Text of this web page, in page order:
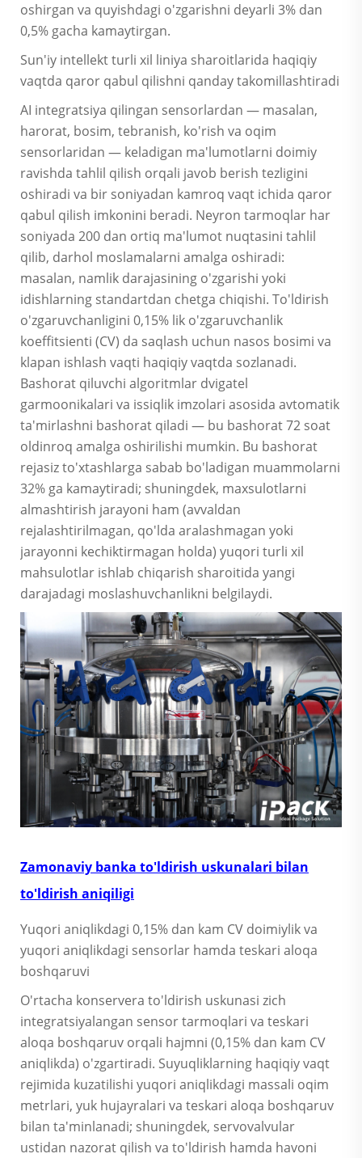
oshirgan va quyishdagi o'zgarishni deyarli 3% dan
0,5% gacha kamaytirgan.
Sun'iy intellekt turli xil liniya sharoitlarida haqiqiy
vaqtda qaror qabul qilishni qanday takomillashtiradi
AI integratsiya qilingan sensorlardan — masalan,
harorat, bosim, tebranish, ko'rish va oqim
sensorlaridan — keladigan ma'lumotlarni doimiy
ravishda tahlil qilish orqali javob berish tezligini
oshiradi va bir soniyadan kamroq vaqt ichida qaror
qabul qilish imkonini beradi. Neyron tarmoqlar har
soniyada 200 dan ortiq ma'lumot nuqtasini tahlil
qilib, darhol moslamalarni amalga oshiradi:
masalan, namlik darajasining o'zgarishi yoki
idishlarning standartdan chetga chiqishi. To'ldirish
o'zgaruvchanligini 0,15% lik o'zgaruvchanlik
koeffitsienti (CV) da saqlash uchun nasos bosimi va
klapan ishlash vaqti haqiqiy vaqtda sozlanadi.
Bashorat qiluvchi algoritmlar dvigatel
garmoonikalari va issiqlik imzolari asosida avtomatik
ta'mirlashni bashorat qiladi — bu bashorat 72 soat
oldinroq amalga oshirilishi mumkin. Bu bashorat
rejasiz to'xtashlarga sabab bo'ladigan muammolarni
32% ga kamaytiradi; shuningdek, maxsulotlarni
almashtirish jarayoni ham (avvaldan
rejalashtirilmagan, qo'lda aralashmagan yoki
jarayonni kechiktirmagan holda) yuqori turli xil
mahsulotlar ishlab chiqarish sharoitida yangi
darajadagi moslashuvchanlikni belgilaydi.
Zamonaviy banka to'ldirish uskunalari bilan
to'ldirish aniqiligi
Yuqori aniqlikdagi 0,15% dan kam CV doimiylik va
yuqori aniqlikdagi sensorlar hamda teskari aloqa
boshqaruvi
O'rtacha konservera to'ldirish uskunasi zich
integratsiyalangan sensor tarmoqlari va teskari
aloqa boshqaruv orqali hajmni (0,15% dan kam CV
aniqlikda) o'zgartiradi. Suyuqliklarning haqiqiy vaqt
rejimida kuzatilishi yuqori aniqlikdagi massali oqim
metrlari, yuk hujayralari va teskari aloqa boshqaruv
bilan ta'minlanadi; shuningdek, servovalvular
ustidan nazorat qilish va to'ldirish hamda havoni